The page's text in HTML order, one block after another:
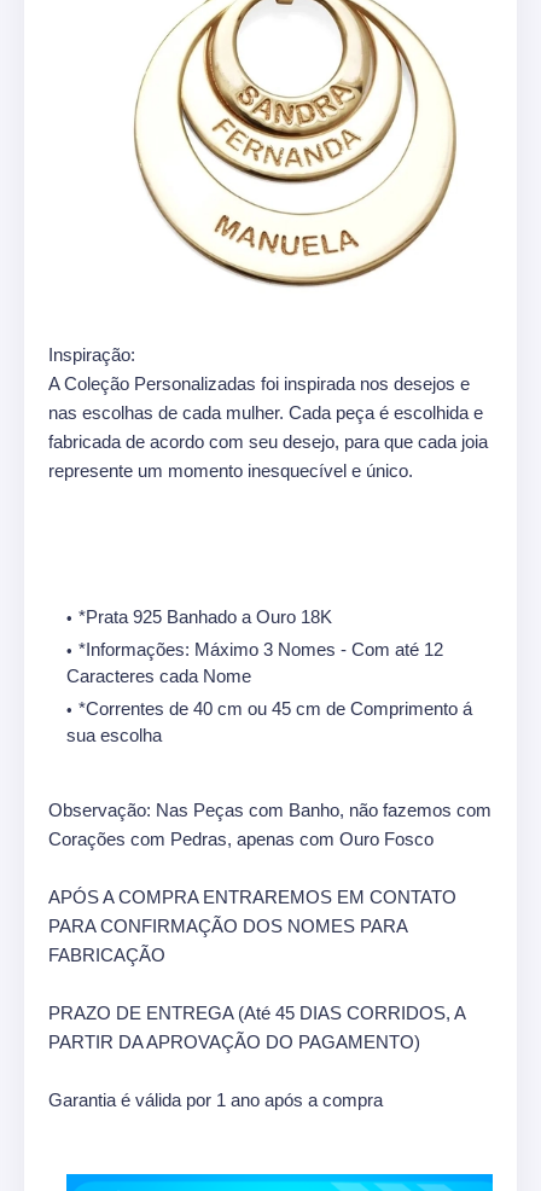
Inspiração:
A Coleção Personalizadas foi inspirada nos desejos e
nas escolhas de cada mulher. Cada peça é escolhida e
fabricada de acordo com seu desejo, para que cada joia
represente um momento inesquecível e único.
*Prata 925 Banhado a Ouro 18K
*Informações: Máximo 3 Nomes - Com até 12
Caracteres cada Nome
*Correntes de 40 cm ou 45 cm de Comprimento á
sua escolha
Observação: Nas Peças com Banho, não fazemos com
Corações com Pedras, apenas com Ouro Fosco
APÓS A COMPRA ENTRAREMOS EM CONTATO
PARA CONFIRMAÇÃO DOS NOMES PARA
FABRICAÇÃO
PRAZO DE ENTREGA (Até 45 DIAS CORRIDOS, A
PARTIR DA APROVAÇÃO DO PAGAMENTO)
Garantia é válida por 1 ano após a compra